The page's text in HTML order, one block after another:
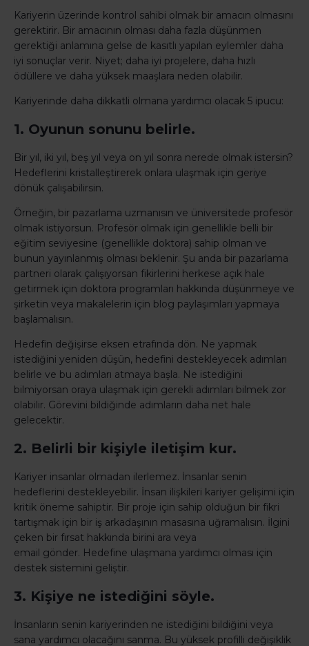
Kariyerin üzerinde kontrol sahibi olmak bir amacın olmasını
gerektirir. Bir amacının olması daha fazla düşünmen
gerektiği anlamına gelse de kasıtlı yapılan eylemler daha
iyi sonuçlar verir. Niyet; daha iyi projelere, daha hızlı
ödüllere ve daha yüksek maaşlara neden olabilir.
Kariyerinde daha dikkatli olmana yardımcı olacak 5 ipucu:
1. Oyunun sonunu belirle.
Bir yıl, iki yıl, beş yıl veya on yıl sonra nerede olmak istersin?
Hedeflerini kristalleştirerek onlara ulaşmak için geriye
dönük çalışabilirsin.
Örneğin, bir pazarlama uzmanısın ve üniversitede profesör
olmak istiyorsun. Profesör olmak için genellikle belli bir
eğitim seviyesine (genellikle doktora) sahip olman ve
bunun yayınlanmış olması beklenir. Şu anda bir pazarlama
partneri olarak çalışıyorsan fikirlerini herkese açık hale
getirmek için doktora programları hakkında düşünmeye ve
şirketin veya makalelerin için blog paylaşımları yapmaya
başlamalısın.
Hedefin değişirse eksen etrafında dön. Ne yapmak
istediğini yeniden düşün, hedefini destekleyecek adımları
belirle ve bu adımları atmaya başla. Ne istediğini
bilmiyorsan oraya ulaşmak için gerekli adımları bilmek zor
olabilir. Görevini bildiğinde adımların daha net hale
gelecektir.
2. Belirli bir kişiyle iletişim kur.
Kariyer insanlar olmadan ilerlemez. İnsanlar senin
hedeflerini destekleyebilir. İnsan ilişkileri kariyer gelişimi için
kritik öneme sahiptir. Bir proje için sahip olduğun bir fikri
tartışmak için bir iş arkadaşının masasına uğramalısın. İlgini
çeken bir fırsat hakkında birini ara veya
email gönder. Hedefine ulaşmana yardımcı olması için
destek sistemini geliştir.
3. Kişiye ne istediğini söyle.
İnsanların senin kariyerinden ne istediğini bildiğini veya
sana yardımcı olacağını sanma. Bu yüksek profilli değişiklik